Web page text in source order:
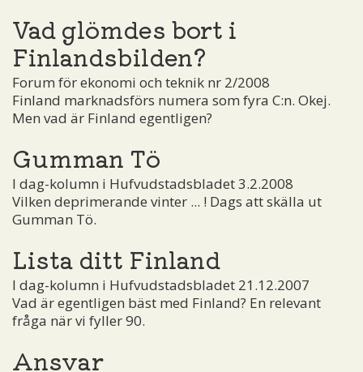
Vad glömdes bort i
Finlandsbilden?
Forum för ekonomi och teknik nr 2/2008
Finland marknadsförs numera som fyra C:n. Okej.
Men vad är Finland egentligen?
Gumman Tö
I dag-kolumn i Hufvudstadsbladet 3.2.2008
Vilken deprimerande vinter ... ! Dags att skälla ut
Gumman Tö.
Lista ditt Finland
I dag-kolumn i Hufvudstadsbladet 21.12.2007
Vad är egentligen bäst med Finland? En relevant
fråga när vi fyller 90.
Ansvar